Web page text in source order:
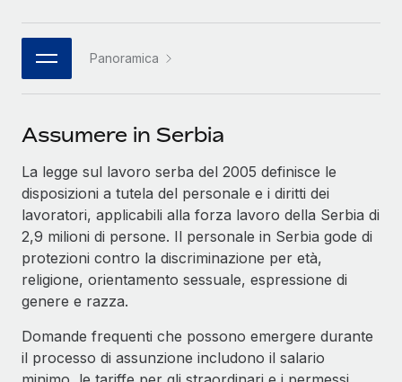
한국어
中文（简体）
Panoramica
Assumere in Serbia
La legge sul lavoro serba del 2005 definisce le
disposizioni a tutela del personale e i diritti dei
lavoratori, applicabili alla forza lavoro della Serbia di
2,9 milioni di persone. Il personale in Serbia gode di
protezioni contro la discriminazione per età,
religione, orientamento sessuale, espressione di
genere e razza.
Domande frequenti che possono emergere durante
il processo di assunzione includono il salario